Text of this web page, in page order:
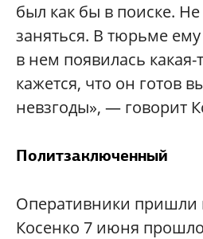
был как бы в поиске.
заняться. В тюрьме
в нем появилась какая-
кажется, что он готов
невзгоды», — говорит
Политзаключенный
Оперативники пришли
Косенко 7 июня